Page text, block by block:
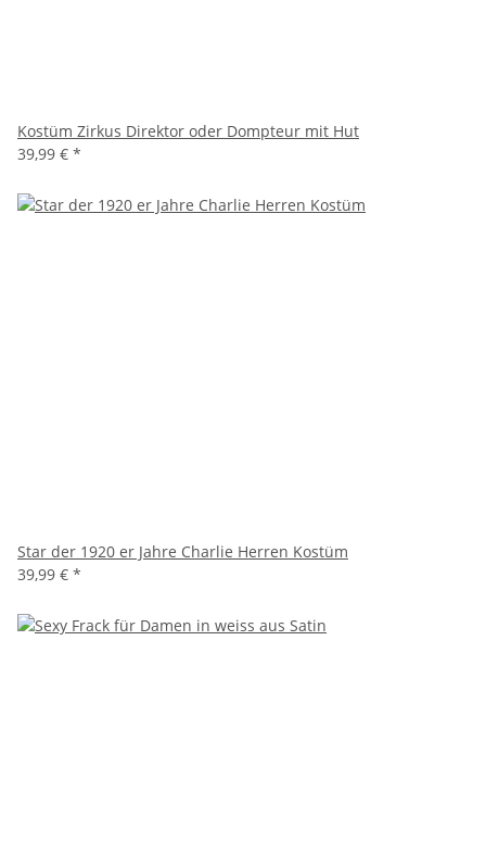
Kostüm Zirkus Direktor oder Dompteur mit Hut
39,99 € *
Star der 1920 er Jahre Charlie Herren Kostüm
39,99 € *